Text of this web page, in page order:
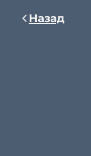
Назад